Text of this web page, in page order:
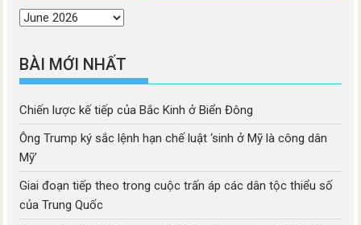
Thời
BÀI MỚI NHẤT
Chiến lược kế tiếp của Bắc Kinh ở Biển Đông
Ông Trump ký sắc lệnh hạn chế luật ‘sinh ở Mỹ là công dân
Mỹ’
Giai đoạn tiếp theo trong cuộc trấn áp các dân tộc thiểu số
của Trung Quốc